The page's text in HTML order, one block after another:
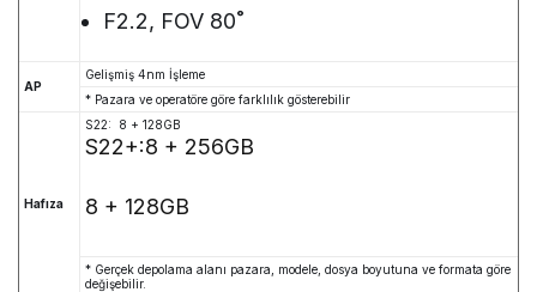
F2.2, FOV 80˚
AP
Gelişmiş 4nm İşleme
* Pazara ve operatöre göre farklılık gösterebilir
Hafıza
S22: 8 + 128GB
S22+:8 + 256GB
8 + 128GB
* Gerçek depolama alanı pazara, modele, dosya boyutuna ve formata göre
değişebilir.